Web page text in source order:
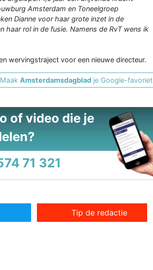
Amsterdam en Toneelgroep
Dianne voor haar grote inzet in de
rol in de fusie. Namens de RvT wens ik
wervingstraject voor een nieuwe directeur.
MaakAmsterdamsdagblad je Google-favoriet
of video die je
71 321
Tip de redactie